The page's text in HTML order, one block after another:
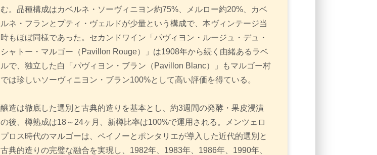
む。品種構成はカベルネ・ソーヴィニヨン約75%、メルロー約20%、カベ
ルネ・フランとプティ・ヴェルドが少量という構成で、本ヴィンテージ当
時もほぼ同様であった。セカンドワイン「パヴィヨン・ルージュ・デュ・
シャトー・マルゴー（Pavillon Rouge）」は1908年から続く由緒あるラベ
ルで、独立した白「パヴィヨン・ブラン（Pavillon Blanc）」もマルゴー村
では珍しいソーヴィニヨン・ブラン100%として高い評価を得ている。
醸造は徹底した選別と古典的造りを基本とし、約3週間の発酵・果皮浸漬
の後、樽熟成は18～24ヶ月、新樽比率は100%で運用される。メンツェロ
プロス時代のマルゴーは、ペイノーとポンタリエが導入した近代的選別と
古典的造りの完璧な融合を実現し、1982年、1983年、1986年、1990年、